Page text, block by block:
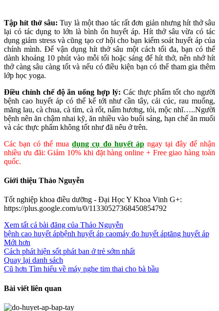
Tập hít thở sâu: Tuy là một thao tác rất đơn giản nhưng hít thở sâu
lại có tác dụng to lớn là bình ổn huyết áp. Hít thở sâu vừa có tác
dụng giảm stress và cũng tạo cơ hội cho bạn kiểm soát huyết áp của
chính mình. Để vận dụng hít thở sâu một cách tối đa, bạn có thể
dành khoảng 10 phút vào mỗi tối hoặc sáng để hít thở, nên nhớ hít
thở càng sâu càng tốt và nếu có điều kiện bạn có thể tham gia thêm
lớp học yoga.
Điều chỉnh chế độ ăn uống hợp lý: Các thực phẩm tốt cho người
bệnh cao huyết áp có thể kể tới như cần tây, cải cúc, rau muống,
măng lau, cà chua, cà tím, cà rốt, nấm hương, tỏi, mộc nhĩ…..Người
bệnh nên ăn chậm nhai kỹ, ăn nhiều vào buổi sáng, hạn chế ăn muối
và các thực phẩm không tốt như đã nêu ở trên.
Các bạn có thể muadụng cụ đo huyết áp ngay tại đây để nhận
nhiều ưu đãi: Giảm 10% khi đặt hàng online + Free giao hàng toàn
quốc.
Giới thiệu Thảo Nguyễn
Tốt nghiệp khoa điều dưỡng - Đại Học Y Khoa Vinh G+:
https://plus.google.com/u/0/11330527368450854792
Xem tất cả bài đăng của Thảo Nguyễn
bệnh cao huyết ápbệnh huyết áp caomáy đo huyết áptăng huyết áp
Mới hơn
Cách phát hiện sốt phát ban ở trẻ sớm nhất
Quay lại danh sách
Cũ hơn Tìm hiểu về máy nghe tim thai cho bà bầu
Bài viết liên quan